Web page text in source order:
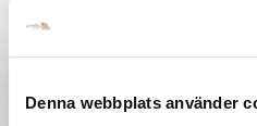
Denna webbplats använder